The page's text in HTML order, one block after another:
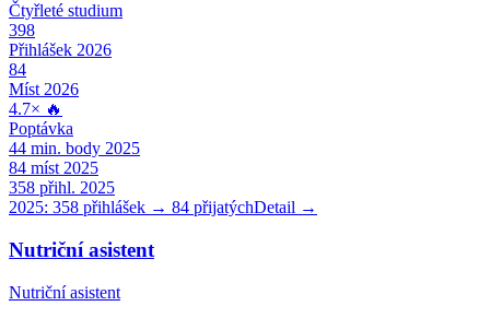
Čtyřleté studium
398
Přihlášek 2026
84
Míst 2026
4.7× 🔥
Poptávka
44 min. body 2025
84 míst 2025
358 přihl. 2025
2025: 358 přihlášek → 84 přijatýchDetail →
Nutriční asistent
Nutriční asistent